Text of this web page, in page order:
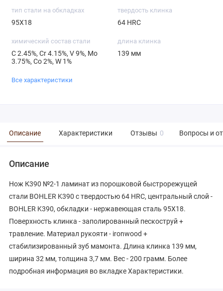
тип стали на обкладках
95Х18
твердость клинка
64 HRC
химический состав стали
С 2.45%, Cr 4.15%, V 9%, Mo
3.75%, Со 2%, W 1%
длина клинка
139 мм
Все характеристики
Описание Характеристики Отзывы 0 Вопросы и
Описание
Нож К390 №2-1 ламинат из порошковой быстрорежущей
стали BOHLER K390 с твердостью 64 HRC, центральный слой -
BOHLER K390, обкладки - нержавеющая сталь 95Х18.
Поверхность клинка - заполированный пескоструй +
травление. Материал рукояти - ironwood +
стабилизированный зуб мамонта. Длина клинка 139 мм,
ширина 32 мм, толщина 3,7 мм. Вес - 200 грамм. Более
подробная информация во вкладке Характеристики.